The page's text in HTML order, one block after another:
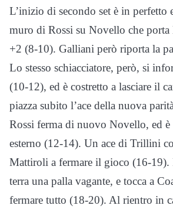
L’inizio di secondo set è in
muro di Rossi su Novello che porta
+2 (8-10). Galliani però riporta la
Lo stesso schiacciatore, però, si
(10-12), ed è costretto a lasciare il
piazza subito l’ace della nuova
Rossi ferma di nuovo Novello, ed è
esterno (12-14). Un ace di Trillini
Mattiroli a fermare il gioco (16-19).
terra una palla vagante, e tocca a
fermare tutto (18-20). Al rientro in